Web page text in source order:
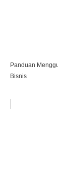
Panduan
Bisnis